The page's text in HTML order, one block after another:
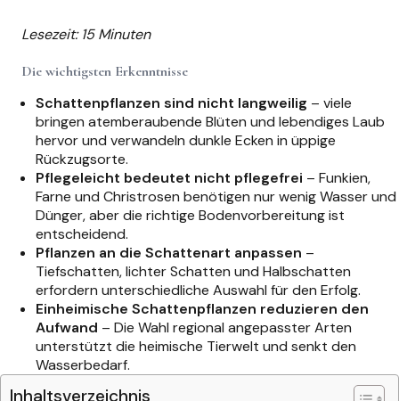
Lesezeit: 15 Minuten
Die wichtigsten Erkenntnisse
Schattenpflanzen sind nicht langweilig – viele
bringen atemberaubende Blüten und lebendiges Laub
hervor und verwandeln dunkle Ecken in üppige
Rückzugsorte.
Pflegeleicht bedeutet nicht pflegefrei – Funkien,
Farne und Christrosen benötigen nur wenig Wasser und
Dünger, aber die richtige Bodenvorbereitung ist
entscheidend.
Pflanzen an die Schattenart anpassen –
Tiefschatten, lichter Schatten und Halbschatten
erfordern unterschiedliche Auswahl für den Erfolg.
Einheimische Schattenpflanzen reduzieren den
Aufwand – Die Wahl regional angepasster Arten
unterstützt die heimische Tierwelt und senkt den
Wasserbedarf.
Inhaltsverzeichnis